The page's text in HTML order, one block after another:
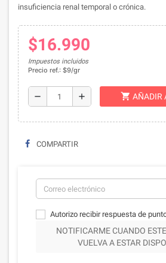
insuficiencia renal temporal o crónica.
$16.990
Impuestos incluidos
Precio ref.: $9/gr
remove add shopping_cart AÑADIR
COMPARTIR
Autorizo recibir respuesta de
NOTIFICARME CUANDO
VUELVA A ESTAR